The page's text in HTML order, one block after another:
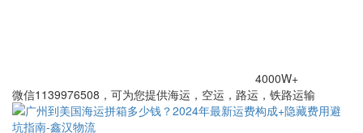
4000W+
微信1139976508，可为您提供海运，空运，路运，铁路运输